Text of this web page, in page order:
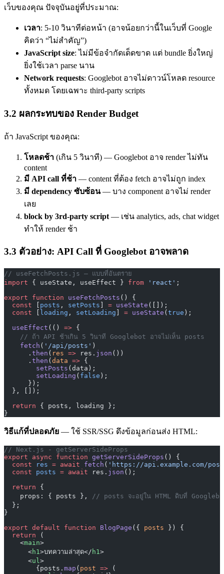
เว็บของคุณ ปัจจุบันอยู่ที่ประมาณ:
เวลา: 5-10 วินาทีต่อหน้า (อาจน้อยกว่านี้ในเว็บที่ Google
คิดว่า “ไม่สำคัญ”)
JavaScript size: ไม่มีข้อจำกัดเด็ดขาด แต่ bundle ยิ่งใหญ่
ยิ่งใช้เวลา parse นาน
Network requests: Googlebot อาจไม่ดาวน์โหลด resource
ทั้งหมด โดยเฉพาะ third-party scripts
3.2 ผลกระทบของ Render Budget
ถ้า JavaScript ของคุณ:
โหลดช้า (เกิน 5 วินาที) — Googlebot อาจ render ไม่ทัน
content
มี API call ที่ช้า — content ที่ต้อง fetch อาจไม่ถูก index
มี dependency ซับซ้อน— บาง component อาจไม่ render
เลย
block by 3rd-party script — เช่น analytics, ads, chat widget
ทำให้ render ช้า
3.3 ตัวอย่าง: API Call ที่ Googlebot อาจพลาด
// useFetchPosts.js — แบบที่อันตราย
import { useState, useEffect } from 'react' ;
export function useFetchPosts () {
  const
posts , setPosts = useState ([]);
  const
loading , setLoading = useState ( true );
  useEffect
(() => {
    // ถ้า API ช้าเกิน 5 วินาที Googlebot อาจไม่เห็น posts
    fetch
( '/api/posts' )
      .
then ( res => res. json ())
      .
then ( data => {
        setPosts
(data);
        setLoading
( false );
      });
  }, []);
  return
{ posts, loading };
}
วิธีแก้ที่ปลอดภัย — ใช้ SSR/SSG ดึงข้อมูลก่อนส่ง HTML:
// Next.js - getServerSideProps
export async function getServerSideProps () {
  const
res = await fetch ( 'https://api.example.com/
  const
posts = await res. json ();
  return
{
    props: { posts },
// posts จะอยู่ใน HTML ดิบที่
  };
}
export default function BlogPage ({ posts }) {
  return
(
    <
main>
      <
h1>บทความล่าสุด</ h1>
      <
ul>
        {posts.
map ( post => (